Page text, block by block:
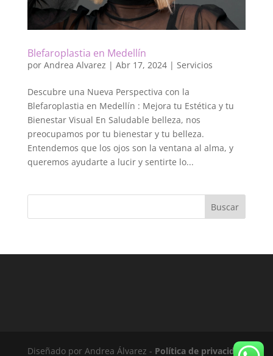
Blefaroplastia en Medellín
por Andrea Alvarez | Abr 17, 2024| Servicios
Descubre una Nueva Perspectiva con la
Blefaroplastia en Medellín : Mejora tu Estética y tu
Bienestar Visual En Saludable belleza, nos
preocupamos por tu bienestar y tu belleza.
Entendemos que los ojos son la ventana al alma, y
queremos ayudarte a lucir y sentirte lo...
Buscar
Diseñado por Andrea Álvarez - Política de privacidad